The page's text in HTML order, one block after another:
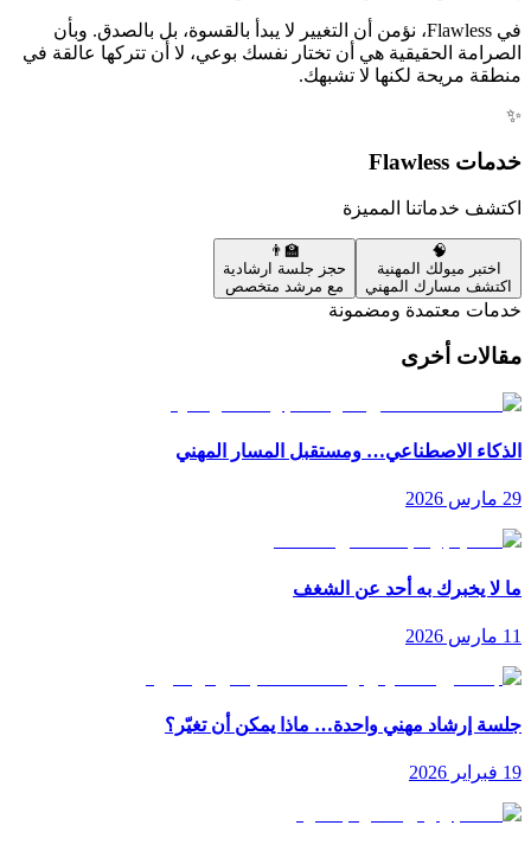
في Flawless، نؤمن أن التغيير لا يبدأ بالقسوة، بل بالصدق. وبأن
الصرامة الحقيقية هي أن تختار نفسك بوعي، لا أن تتركها عالقة في
منطقة مريحة لكنها لا تشبهك.
✨
خدمات Flawless
اكتشف خدماتنا المميزة
🧠
اختبر ميولك المهنية
اكتشف مسارك المهني
👨‍🏫
حجز جلسة ارشادية
مع مرشد متخصص
خدمات معتمدة ومضمونة
مقالات أخرى
الذكاء الاصطناعي… ومستقبل المسار المهني
29 مارس 2026
ما لا يخبرك به أحد عن الشغف
11 مارس 2026
جلسة إرشاد مهني واحدة… ماذا يمكن أن تغيّر؟
19 فبراير 2026